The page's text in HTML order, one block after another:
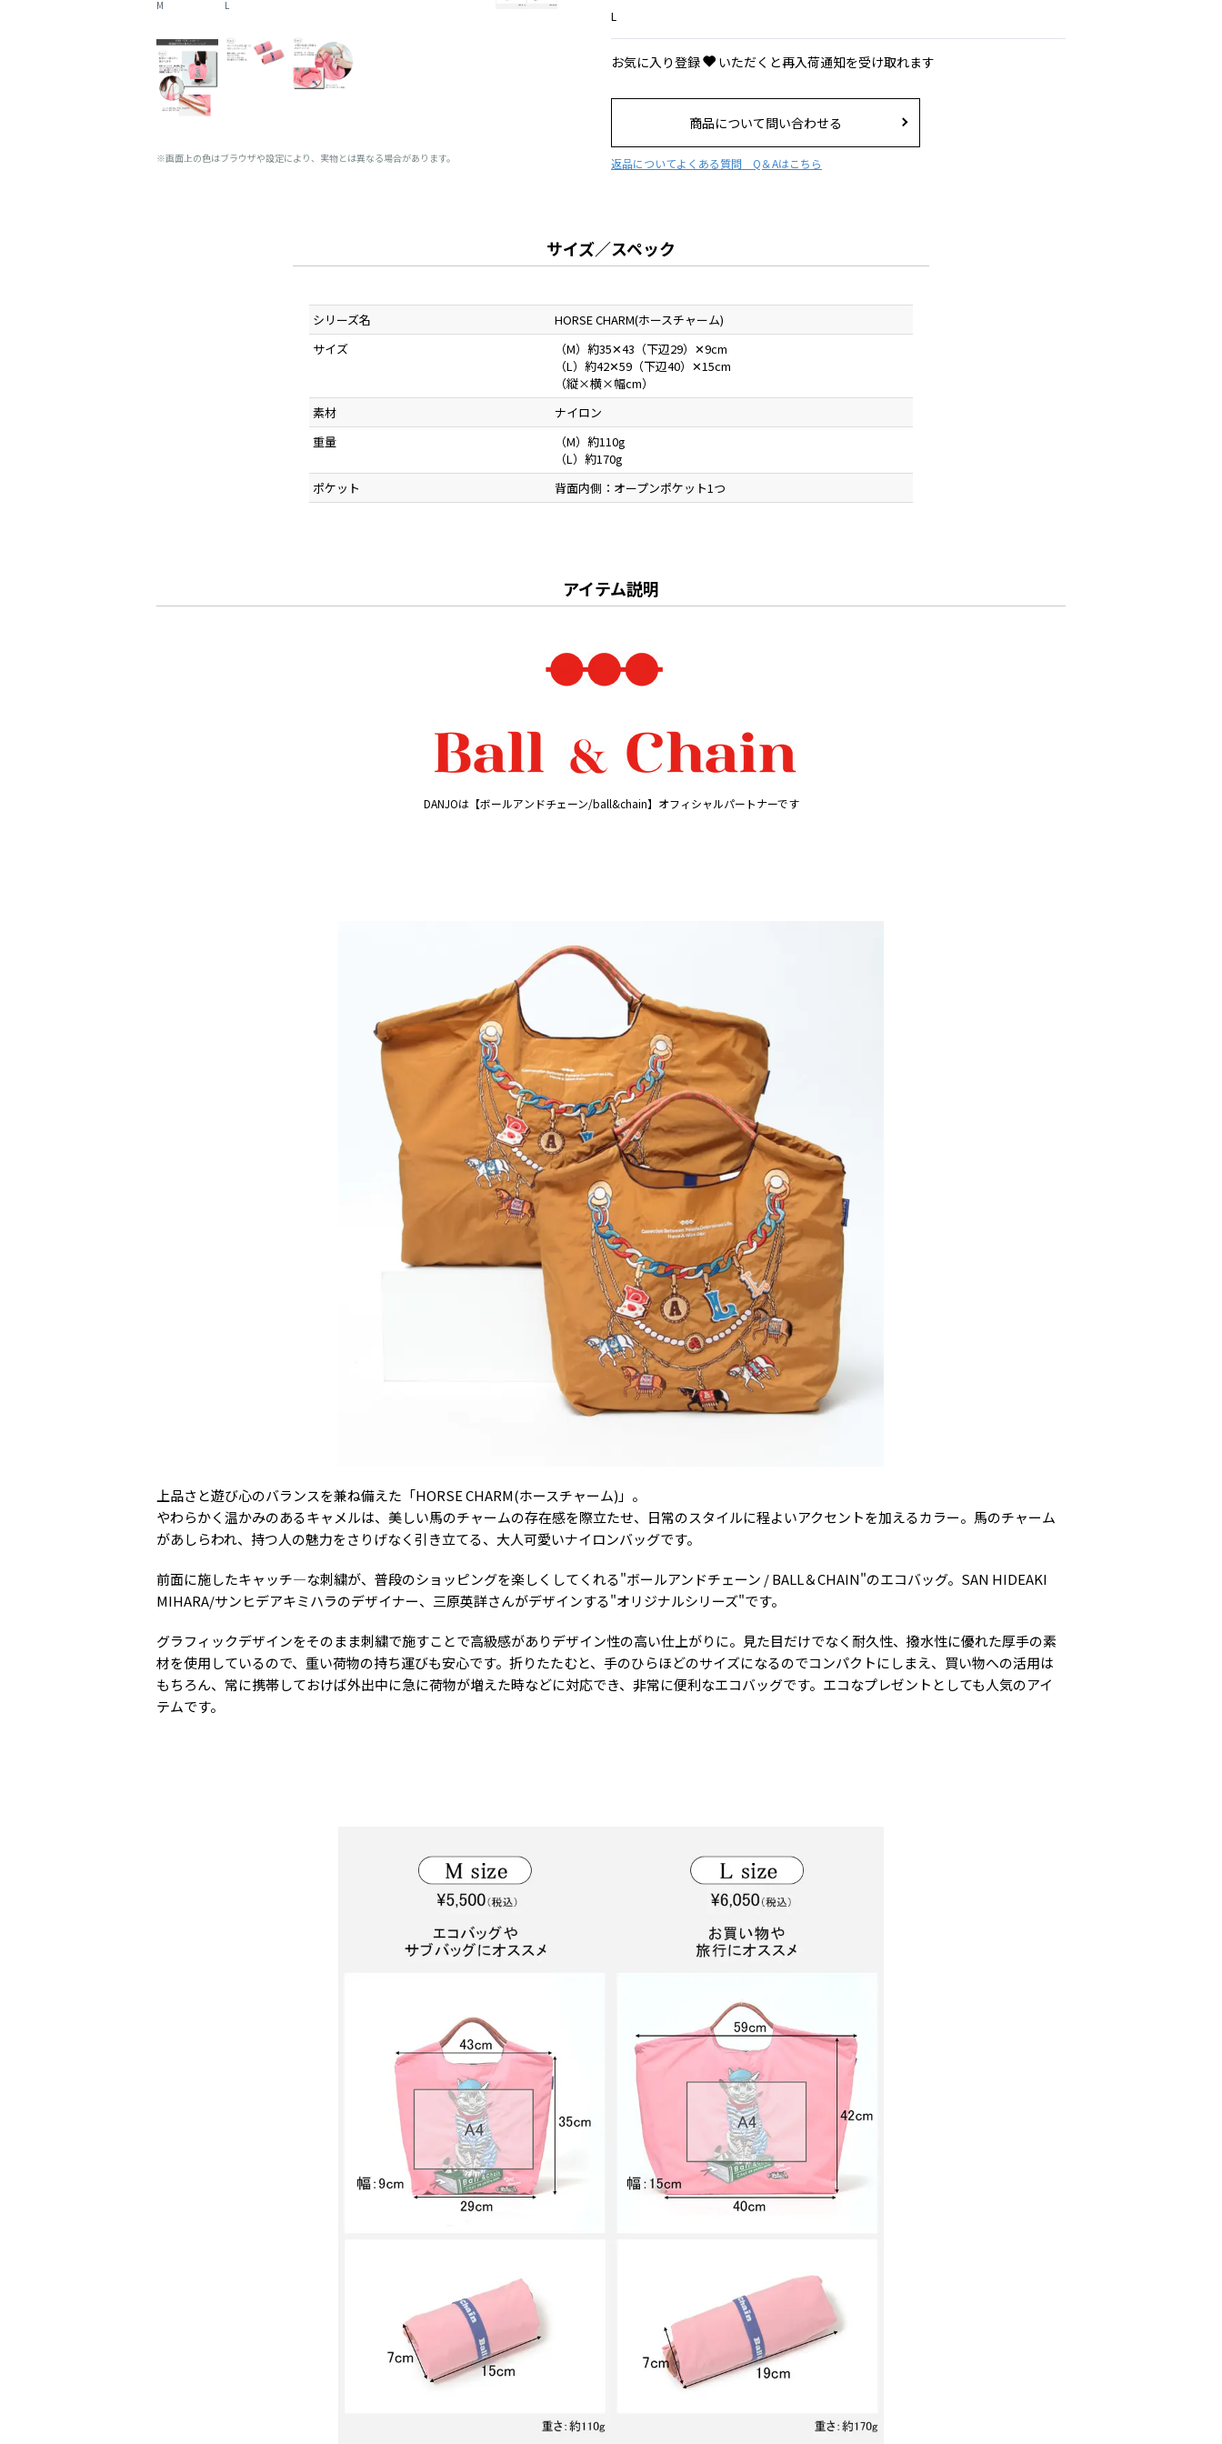
M L
※画面上の色はブラウザや設定により、実物とは異なる場合があります。
L
お気に入り登録 いただくと再入荷通知を受け取れます
商品について問い合わせる
返品についてよくある質問 Q＆Aはこちら
サイズ／スペック
シリーズ名
HORSE CHARM(ホースチャーム)
サイズ
（M）約35✕43（下辺29）✕9cm
（L）約42✕59（下辺40）✕15cm
（縦×横×幅cm）
素材
ナイロン
重量
（M）約110g
（L）約170g
ポケット
背面内側：オープンポケット1つ
アイテム説明
DANJOは【ボールアンドチェーン/ball&chain】オフィシャルパートナーです
上品さと遊び心のバランスを兼ね備えた「HORSE CHARM(ホースチャーム)」。
やわらかく温かみのあるキャメルは、美しい馬のチャームの存在感を際立たせ、日常のスタイルに程よいアクセントを加えるカラー。馬のチャーム
があしらわれ、持つ人の魅力をさりげなく引き立てる、大人可愛いナイロンバッグです。
前面に施したキャッチ―な刺繍が、普段のショッピングを楽しくしてくれる"ボールアンドチェーン / BALL＆CHAIN"のエコバッグ。SAN HIDEAKI
MIHARA/サンヒデアキミハラのデザイナー、三原英詳さんがデザインする"オリジナルシリーズ"です。
グラフィックデザインをそのまま刺繍で施すことで高級感がありデザイン性の高い仕上がりに。見た目だけでなく耐久性、撥水性に優れた厚手の素
材を使用しているので、重い荷物の持ち運びも安心です。折りたたむと、手のひらほどのサイズになるのでコンパクトにしまえ、買い物への活用は
もちろん、常に携帯しておけば外出中に急に荷物が増えた時などに対応でき、非常に便利なエコバッグです。エコなプレゼントとしても人気のアイ
テムです。